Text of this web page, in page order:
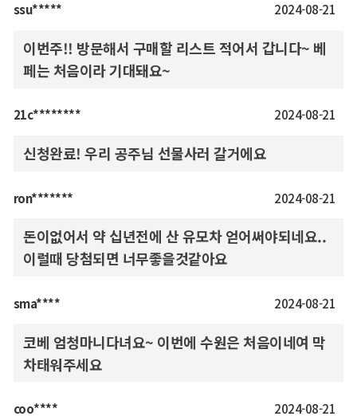
ssu***** 2024-08-21
이번주!! 방문해서 구매할 리스트 적어서 갑니다~ 베
페는 처음이라 기대돼요~
21c******** 2024-08-21
신청완료! 우리 공주님 선물사러 갈거에요
ron******* 2024-08-21
돈이없어서 약 십년전에 산 유모차 얻어써야되네요..
이럴때 당첨되면 너무좋을것같아요
sma**** 2024-08-21
코베 엄청마니다녀요~ 이번에 수원은 처음이네여 막
차태워주세요
coo**** 2024-08-21